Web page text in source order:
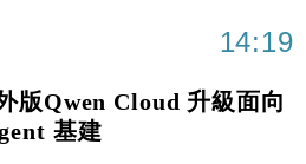
14:19
版Qwen Cloud 升級面向
基建